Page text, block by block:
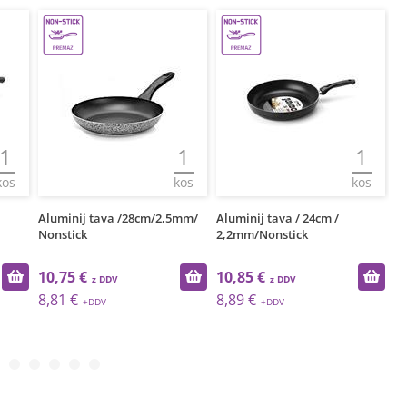
1 1
kos
Aluminij tava / 24cm /
2,2mm/Nonstick
10,85 €
8,89 €
1
kos
Aluminij tava / 28cm /
2,2mm/Nonstick
12,60 €
10,33 €